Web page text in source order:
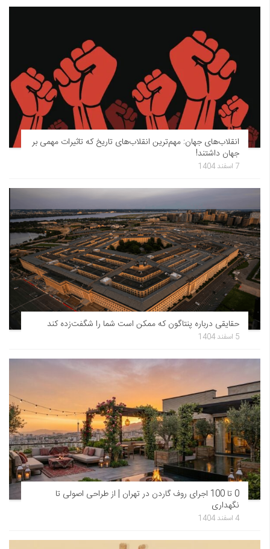
انقلاب‌های جهان: مهم‌ترین انقلاب‌های تاریخ که تاثیرات مهمی بر
جهان داشتند!
7 اسفند 1404
حقایقی درباره پنتاگون که ممکن است شما را شگفت‌زده کند
5 اسفند 1404
0 تا 100 اجرای روف گاردن در تهران | از طراحی اصولی تا
نگهداری
4 اسفند 1404